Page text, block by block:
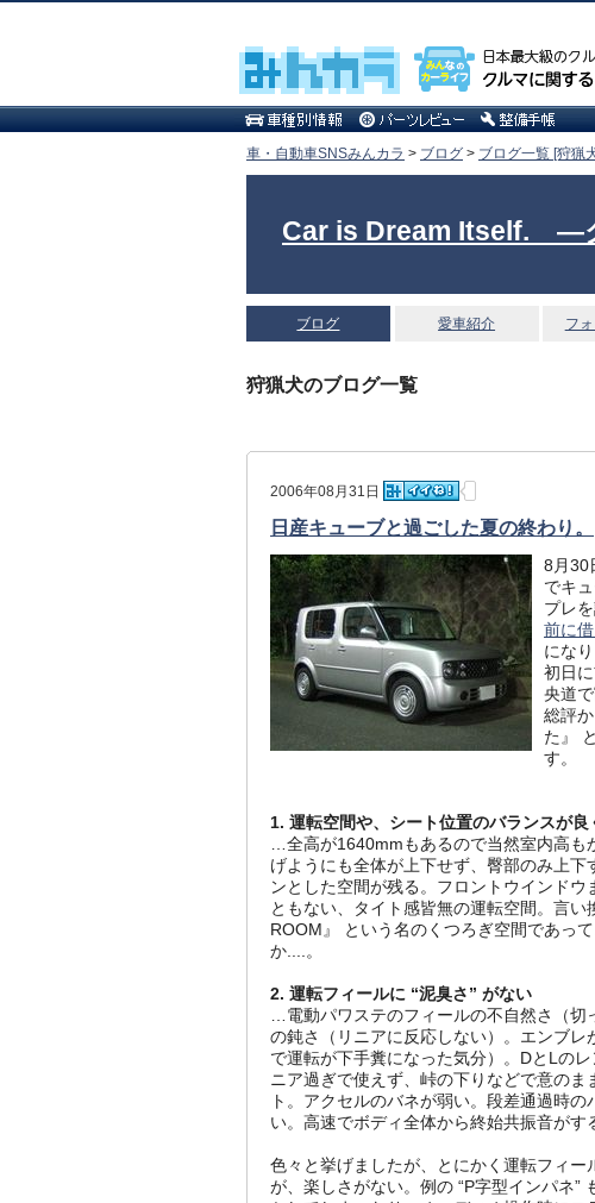
車・自動車SNSみんカラ > ブログ > ブログ一覧 [狩猟
Car is Dream Itself. ―
ブログ 愛車紹介 フ
狩猟犬のブログ一覧
2006年08月31日
日産キューブと過ごした夏の終わり。
8月30
でキ
プレ
前に
になり
初日
央道
総評
た』
す。
1. 運転空間や、シート位置のバランスが良
…全高が1640mmもあるので当然室内高
げようにも全体が上下せず、臀部のみ上
ンとした空間が残る。フロントウインド
ともない、タイト感皆無の運転空間。言い
ROOM』 という名のくつろぎ空間であっ
か....。
2. 運転フィールに “泥臭さ” がない
…電動パワステのフィールの不自然さ（
の鈍さ（リニアに反応しない）。エンブ
で運転が下手糞になった気分）。DとLの
ニア過ぎで使えず、峠の下りなどで意の
ト。アクセルのバネが弱い。段差通過時
い。高速でボディ全体から終始共振音がす
色々と挙げましたが、とにかく運転フィ
が、楽しさがない。例の “P字型インパネ”